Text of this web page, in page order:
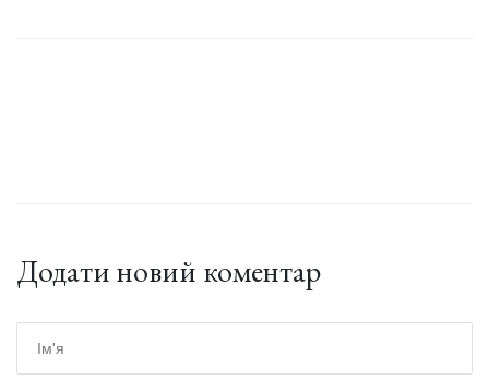
Додати новий коментар